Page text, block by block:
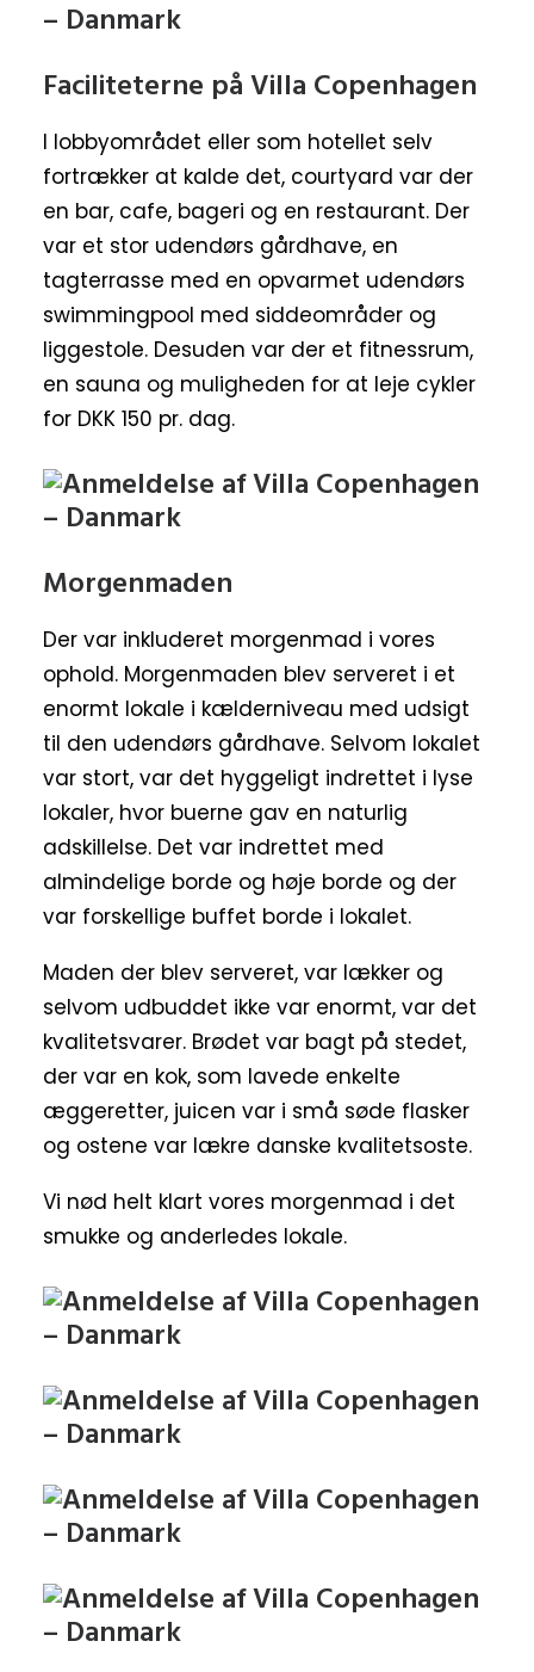
Faciliteterne på Villa Copenhagen
I lobbyområdet eller som hotellet selv
fortrækker at kalde det, courtyard var der
en bar, cafe, bageri og en restaurant. Der
var et stor udendørs gårdhave, en
tagterrasse med en opvarmet udendørs
swimmingpool med siddeområder og
liggestole. Desuden var der et fitnessrum,
en sauna og muligheden for at leje cykler
for DKK 150 pr. dag.
Morgenmaden
Der var inkluderet morgenmad i vores
ophold. Morgenmaden blev serveret i et
enormt lokale i kælderniveau med udsigt
til den udendørs gårdhave. Selvom lokalet
var stort, var det hyggeligt indrettet i lyse
lokaler, hvor buerne gav en naturlig
adskillelse. Det var indrettet med
almindelige borde og høje borde og der
var forskellige buffet borde i lokalet.
Maden der blev serveret, var lækker og
selvom udbuddet ikke var enormt, var det
kvalitetsvarer. Brødet var bagt på stedet,
der var en kok, som lavede enkelte
æggeretter, juicen var i små søde flasker
og ostene var lækre danske kvalitetsoste.
Vi nød helt klart vores morgenmad i det
smukke og anderledes lokale.